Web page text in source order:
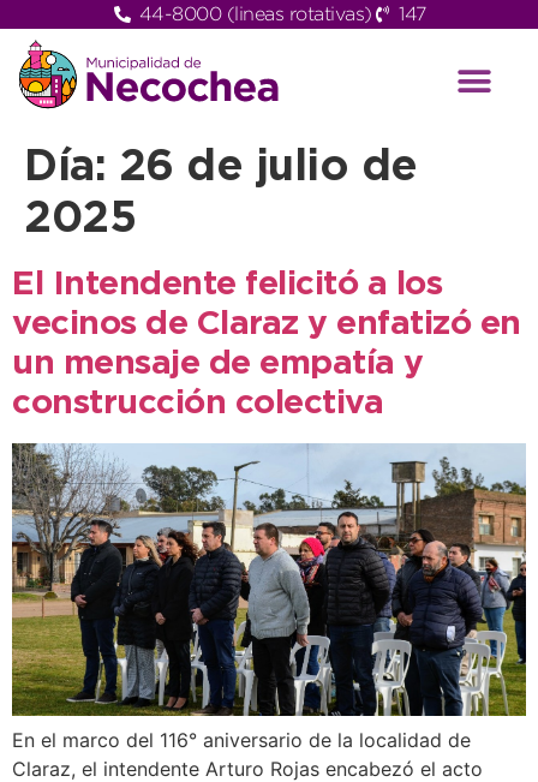
44-8000 (lineas rotativas) 147
Día: 26 de julio de
2025
El Intendente felicitó a los
vecinos de Claraz y enfatizó en
un mensaje de empatía y
construcción colectiva
En el marco del 116° aniversario de la localidad de
Claraz, el intendente Arturo Rojas encabezó el acto